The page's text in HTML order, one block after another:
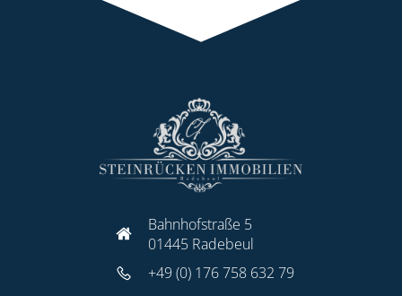
Bahnhofstraße 5
01445 Radebeul
+49 (0) 176 758 632 79